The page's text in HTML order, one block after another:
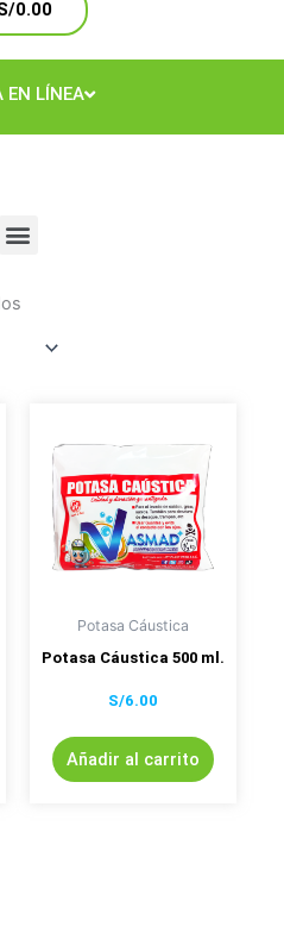
0.00
EN LÍNEA
Menu
Potasa Cáustica
Potasa Cáustica 500 ml.
S/6.00
Añadir al carrito